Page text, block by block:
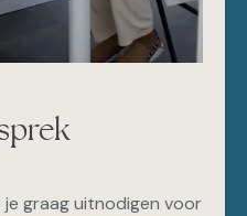
je graag uitnodigen voor